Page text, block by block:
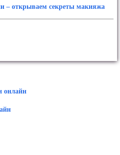
– открываем секреты макияжа
онлайн